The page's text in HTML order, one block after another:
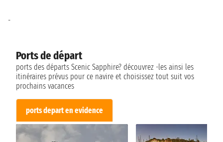
Ports de départ
ports des départs Scenic Sapphire? découvrez -les ainsi les
itinéraires prévus pour ce navire et choisissez tout suit vos
prochains vacances
ports depart en evidence
-